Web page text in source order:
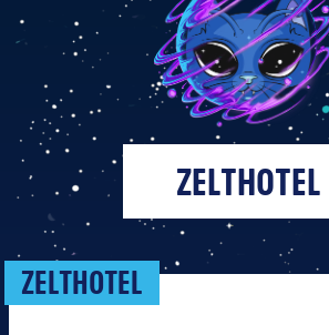
ZELTHOTEL
ZELTHOTEL